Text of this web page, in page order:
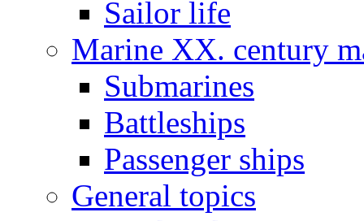
Sailor life
Marine XX. century
Submarines
Battleships
Passenger ships
General topics